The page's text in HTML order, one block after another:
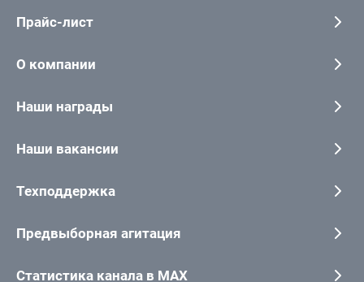
Прайс-лист
О компании
Наши награды
Наши вакансии
Техподдержка
Предвыборная агитация
Статистика канала в MAX